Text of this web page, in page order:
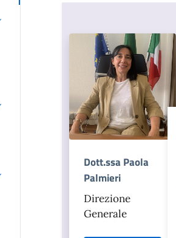
Dott.ssa Paola
Palmieri
Direzione
Generale